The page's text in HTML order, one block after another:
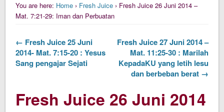
You are here: Home › Fresh Juice › Fresh Juice 26 Juni 2014 –
Mat. 7:21-29: Iman dan Perbuatan
← Fresh Juice 25 Juni
2014- Mat. 7:15-20 : Yesus
Sang pengajar Sejati
Fresh Juice 27 Juni 2014 –
Mat. 11:25-30 : Marilah
KepadaKU yang letih lesu
dan berbeban berat →
Fresh Juice 26 Juni 2014